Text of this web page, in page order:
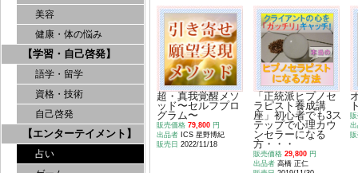
美容
健康・体の悩み
【学習・自己啓発】
語学・留学
資格・技術
自己啓発
【エンターテイメント】
占い
超・真我覚醒メソ
ッド〜セルフプロ
グラム〜
販売価格 79,800 円
出品者 ICS 星野博紀
販売日 2022/11/18
「正統派ヒプノセ
ラピスト養成講
座」初心者でも3ス
テップで心理カウ
ンセラーになる
方・・・
販売価格 29,800 円
出品者 高橋 正仁